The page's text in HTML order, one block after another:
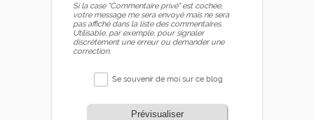
Si la case "Commentaire privé" est cochée,
votre message me sera envoyé mais ne sera
pas affiché dans la liste des commentaires.
Utilisable, par exemple, pour signaler
discrètement une erreur ou demander une
correction.
Se souvenir de moi sur ce blog
Prévisualiser